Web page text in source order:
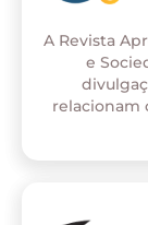
A Revista
e
relacionam